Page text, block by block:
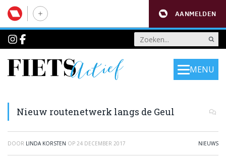
AANMELDEN
MENU
Nieuw routenetwerk langs de Geul
DOOR LINDA KORSTEN OP 24 DECEMBER 2017 NIEUWS